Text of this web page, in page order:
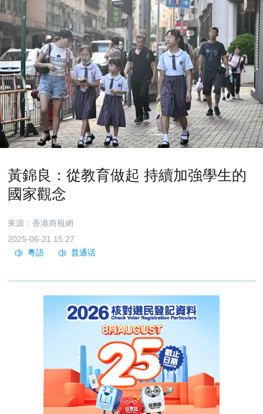
黃錦良：從教育做起 持續加強學生的
國家觀念
來源：香港商報網
2025-06-21 15:27